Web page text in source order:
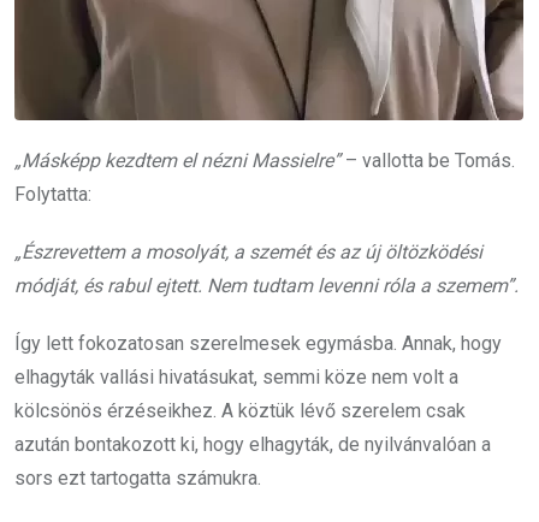
„Másképp kezdtem el nézni Massielre”– vallotta be Tomás.
Folytatta:
„Észrevettem a mosolyát, a szemét és az új öltözködési
módját, és rabul ejtett. Nem tudtam levenni róla a szemem”.
Így lett fokozatosan szerelmesek egymásba. Annak, hogy
elhagyták vallási hivatásukat, semmi köze nem volt a
kölcsönös érzéseikhez. A köztük lévő szerelem csak
azután bontakozott ki, hogy elhagyták, de nyilvánvalóan a
sors ezt tartogatta számukra.